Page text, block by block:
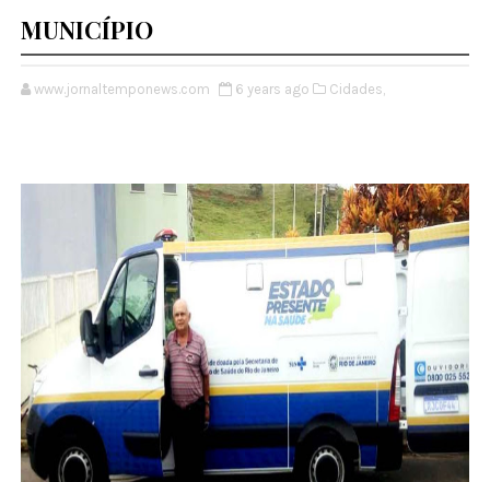
MUNICÍPIO
www.jornaltemponews.com 6 years ago Cidades,